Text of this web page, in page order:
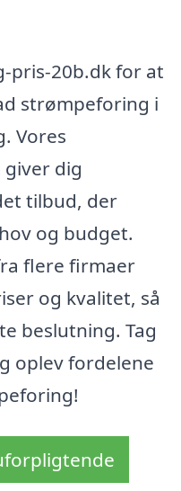
pris-20b.dk for at
strømpeforing i
Vores
dig
tilbud, der
og budget.
flere firmaer
og kvalitet, så
beslutning. Tag
oplev fordelene